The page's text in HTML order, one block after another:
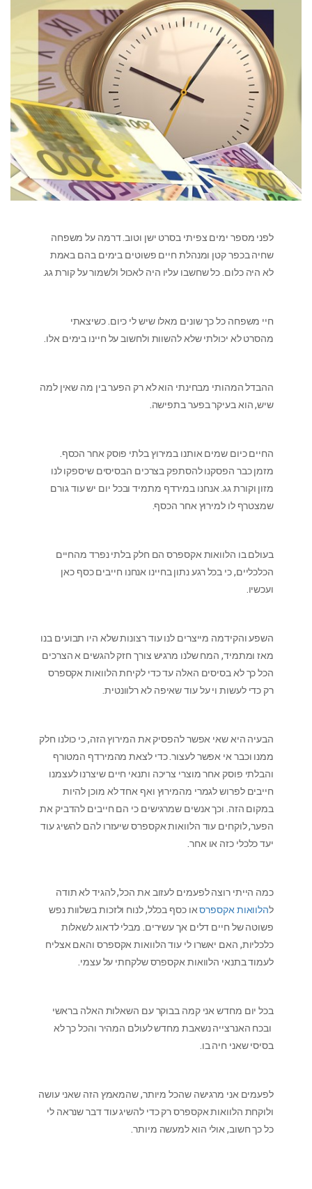
לפני מספר ימים צפיתי בסרט ישן וטוב. דרמה על משפחה
שחיה בכפר קטן ומנהלת חיים פשוטים בימים בהם באמת
לא היה כלום. כל שחשבו עליו היה לאכול ולשמור על קורת גג.
חיי משפחה כל כך שונים מאלו שיש לי כיום. כשיצאתי
מהסרט לא יכולתי שלא להשוות ולחשוב על חיינו בימים אלו.
ההבדל המהותי מבחינתי הוא לא רק הפער בין מה שאין למה
שיש, הוא בעיקר בפער בתפישה.
החיים כיום שמים אותנו במירוץ בלתי פוסק אחר הכסף.
מזמן כבר הפסקנו להסתפק בצרכים הבסיסים שיספקו לנו
מזון וקורת גג. אנחנו במירדף מתמיד ובכל יום יש עוד גורם
שמצטרף לו למירוץ אחר הכסף.
בעולם בו הלוואות אקספרס הם חלק בלתי נפרד מהחיים
הכלכליים, כי בכל רגע נתון בחיינו אנחנו חייבים כסף כאן
ועכשיו.
השפע והקידמה מייצרים לנו עוד רצונות שלא היו תבועים בנו
מאז ומתמיד, המח שלנו מרגיש צורך חזק להגשים א הצרכים
הכל כך לא בסיסים האלה עד כדי לקיחת הלוואות אקספרס
רק כדי לעשות וי על עוד שאיפה לא רלוונטית.
הבעיה היא שאי אפשר להפסיק את המירוץ הזה, כי כולנו חלק
ממנו וכבר אי אפשר לעצור. כדי לצאת מהמירדף המטורף
והבלתי פוסק אחר מוצרי צריכה ותנאי חיים שיצרנו לעצמנו
חייבים לפרוש לגמרי מהמירוץ ואף אחד לא מוכן להיות
במקום הזה. וכך אנשים שמרגישים כי הם חייבים להדביק את
הפער, לוקחים עוד הלוואות אקספרס שיעזרו להם להשיג עוד
יעד כלכלי כזה או אחר.
כמה הייתי רוצה לפעמים לעזוב את הכל, להגיד לא תודה
להלוואות אקספרסאו כסף בכלל, לנוח ולזכות בשלוות נפש
פשוטה של חיים דלים אך עשירים. מבלי לדאוג לשאלות
כלכליות, האם יאשרו לי עוד הלוואות אקספרס והאם אצליח
לעמוד בתנאי הלוואות אקספרס שלקחתי על עצמי.
בכל יום מחדש אני קמה בבוקר עם השאלות האלה בראשי
ובכח האנרצייה נשאבת מחדש לעולם המהיר והכל כך לא
בסיסי שאני חיה בו.
לפעמים אני מרגישה שהכל מיותר, שהמאמץ הזה שאני עושה
ולוקחת הלוואות אקספרס רק כדי להשיג עוד דבר שנראה לי
כל כך חשוב, אולי הוא למעשה מיותר.